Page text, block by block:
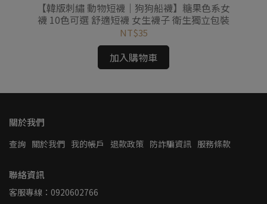
【韓版刺繡 動物短襪｜狗狗船襪】糖果色系女
襪 10色可選 舒適短襪 女生襪子 衛生獨立包裝
NT$35
加入購物車
關於我們
查詢 關於我們 我的帳戶 退款政策 防詐騙資訊 服務條款
聯絡資訊
客服專線：0920602766